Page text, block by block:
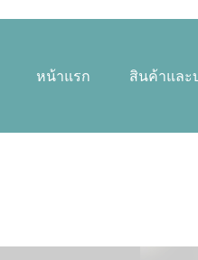
หน้าแรก สินค้าและ